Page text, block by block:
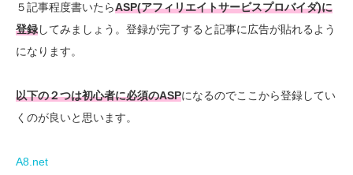
５記事程度書いたらASP(アフィリエイトサービスプロバイダ)に
登録してみましょう。登録が完了すると記事に広告が貼れるよう
になります。
以下の２つは初心者に必須のASPになるのでここから登録してい
くのが良いと思います。
A8.net